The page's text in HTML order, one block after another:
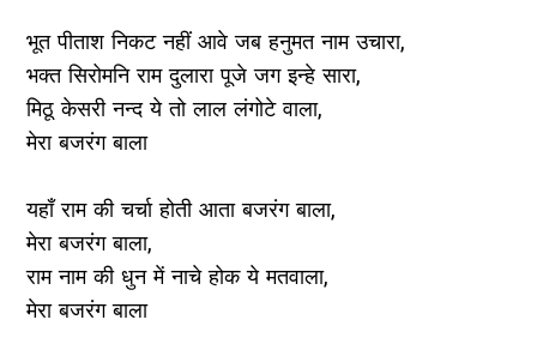
भूत पीताश निकट नहीं आवे जब हनुमत नाम उचारा,
भक्त सिरोमनि राम दुलारा पूजे जग इन्हे सारा,
मिठू केसरी नन्द ये तो लाल लंगोटे वाला,
मेरा बजरंग बाला
यहाँ राम की चर्चा होती आता बजरंग बाला,
मेरा बजरंग बाला,
राम नाम की धुन में नाचे होक ये मतवाला,
मेरा बजरंग बाला